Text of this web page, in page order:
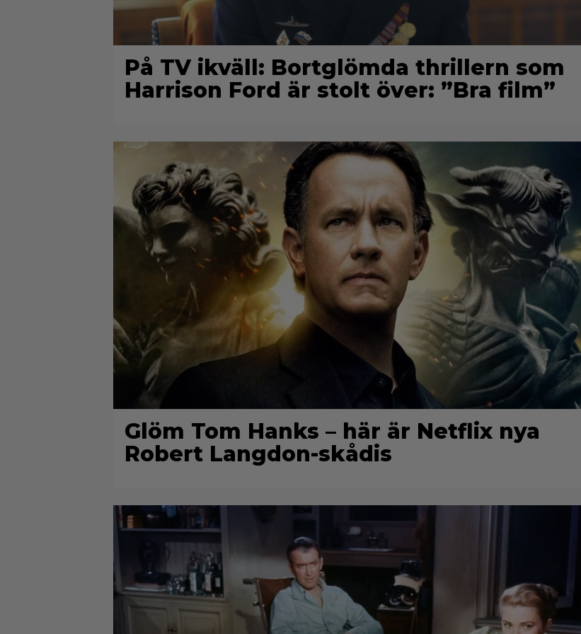
På TV ikväll: Bortglömda thrillern som
Harrison Ford är stolt över: ”Bra film”
Glöm Tom Hanks – här är Netflix nya
Robert Langdon-skådis